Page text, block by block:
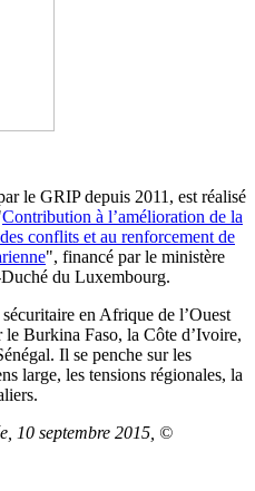
le GRIP depuis 2011, est réalisé
Contribution à l’amélioration de la
conflits et au renforcement de
", financé par le ministère
du Luxembourg.
en Afrique de l’Ouest
Burkina Faso, la Côte d’Ivoire,
Il se penche sur les
large, les tensions régionales, la
10 septembre 2015, ©